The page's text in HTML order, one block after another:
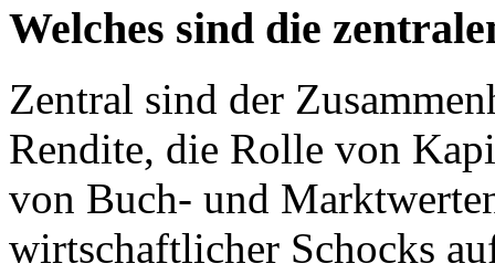
Welches sind die
Zentral sind der
Rendite, die Rolle von
von Buch- und
wirtschaftlicher Schocks